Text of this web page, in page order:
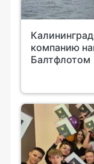
компанию
Балтфлотом